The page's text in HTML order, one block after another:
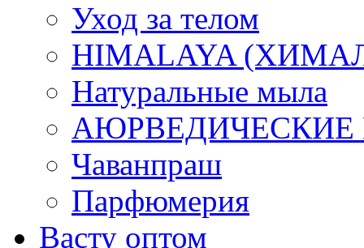
Уход за телом
HIMALAYA
Натуральные мыла
Чаванпраш
Парфюмерия
Васту оптом